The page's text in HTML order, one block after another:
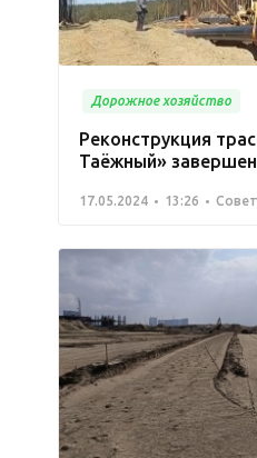
Дорожное хозяйство
Реконструкция
Таёжный»
17.05.2024 13:26